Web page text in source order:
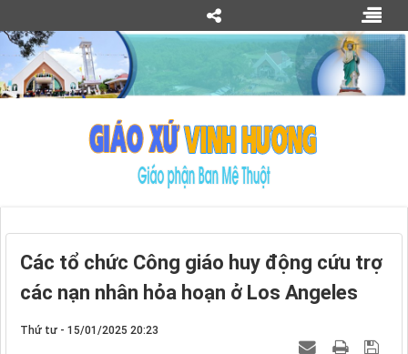
Các tổ chức Công giáo huy động cứu trợ
các nạn nhân hỏa hoạn ở Los Angeles
Thứ tư - 15/01/2025 20:23